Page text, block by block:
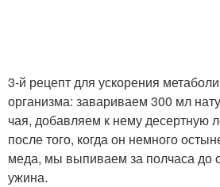
3-й рецепт для ускорения
организма: завариваем 300 мл
чая, добавляем к нему десертную
после того, когда он немного
меда, мы выпиваем за полчаса до
ужина.